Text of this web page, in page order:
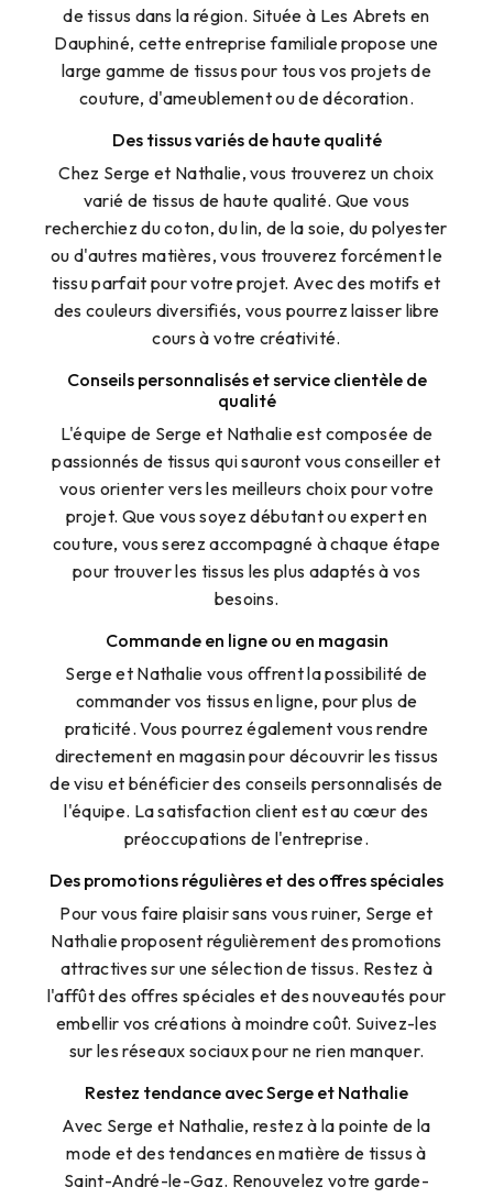
de tissus dans la région. Située à Les Abrets en
Dauphiné, cette entreprise familiale propose une
large gamme de tissus pour tous vos projets de
couture, d'ameublement ou de décoration.
Des tissus variés de haute qualité
Chez Serge et Nathalie, vous trouverez un choix
varié de tissus de haute qualité. Que vous
recherchiez du coton, du lin, de la soie, du polyester
ou d'autres matières, vous trouverez forcément le
tissu parfait pour votre projet. Avec des motifs et
des couleurs diversifiés, vous pourrez laisser libre
cours à votre créativité.
Conseils personnalisés et service clientèle de
qualité
L'équipe de Serge et Nathalie est composée de
passionnés de tissus qui sauront vous conseiller et
vous orienter vers les meilleurs choix pour votre
projet. Que vous soyez débutant ou expert en
couture, vous serez accompagné à chaque étape
pour trouver les tissus les plus adaptés à vos
besoins.
Commande en ligne ou en magasin
Serge et Nathalie vous offrent la possibilité de
commander vos tissus en ligne, pour plus de
praticité. Vous pourrez également vous rendre
directement en magasin pour découvrir les tissus
de visu et bénéficier des conseils personnalisés de
l'équipe. La satisfaction client est au cœur des
préoccupations de l'entreprise.
Des promotions régulières et des offres spéciales
Pour vous faire plaisir sans vous ruiner, Serge et
Nathalie proposent régulièrement des promotions
attractives sur une sélection de tissus. Restez à
l'affût des offres spéciales et des nouveautés pour
embellir vos créations à moindre coût. Suivez-les
sur les réseaux sociaux pour ne rien manquer.
Restez tendance avec Serge et Nathalie
Avec Serge et Nathalie, restez à la pointe de la
mode et des tendances en matière de tissus à
Saint-André-le-Gaz. Renouvelez votre garde-